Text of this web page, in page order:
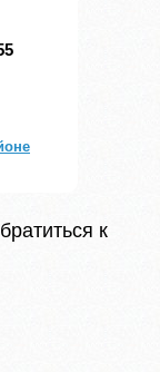
к